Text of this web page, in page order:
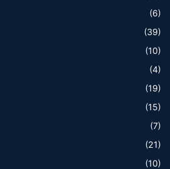
(6)
(39)
(10)
(4)
(19)
(15)
(7)
(21)
(10)